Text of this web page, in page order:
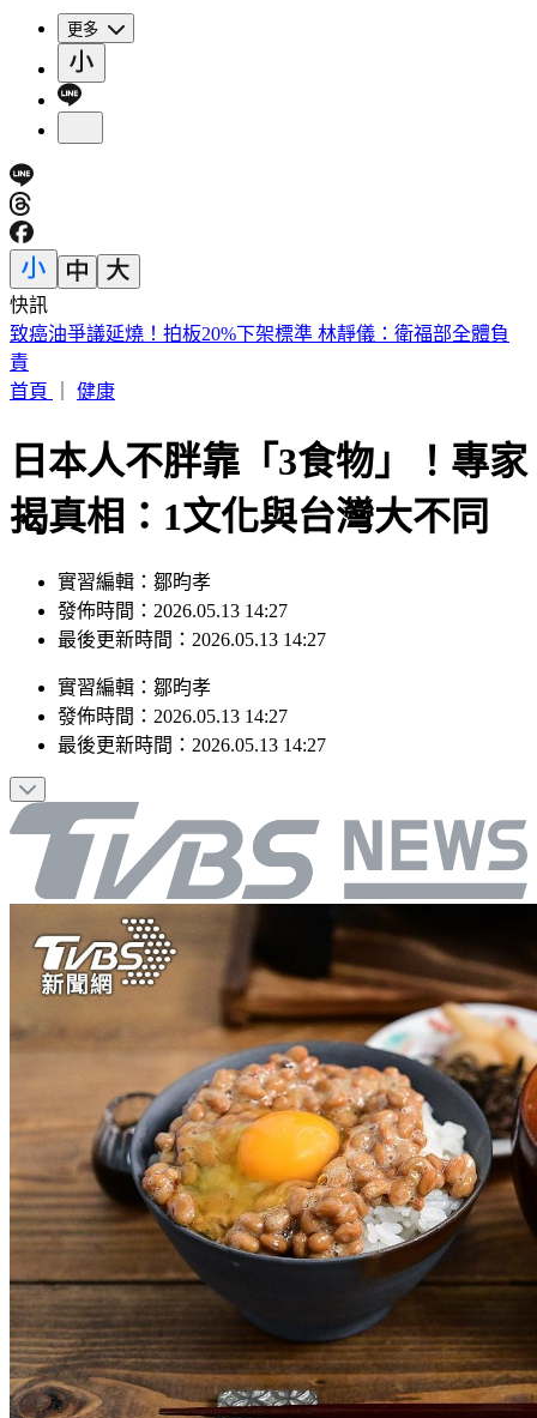
更多
快訊
許富凱開唱！半個演藝圈都來了 驚見大咖天后
首頁
日本人不胖靠「3食物」！專家
揭真相：1文化與台灣大不同
發佈時間：2026.05.13 14:27
最後更新時間：2026.05.13 14:27
發佈時間： 2026.05.13 14:27
最後更新時間：2026.05.13 14:27